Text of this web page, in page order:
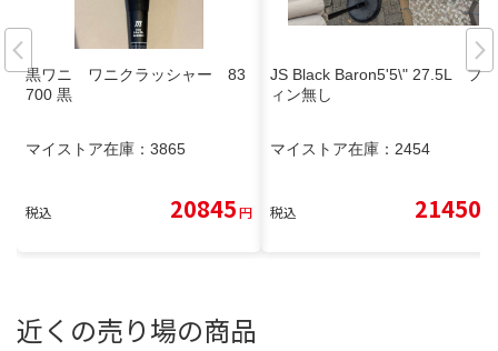
黒ワニ ワニクラッシャー 83
700 黒
マイストア在庫： 3865
税込 20845円
JS Black Baron5'5\" 27.5L フ
ィン無し
マイストア在庫： 2454
税込 21450
近くの売り場の商品